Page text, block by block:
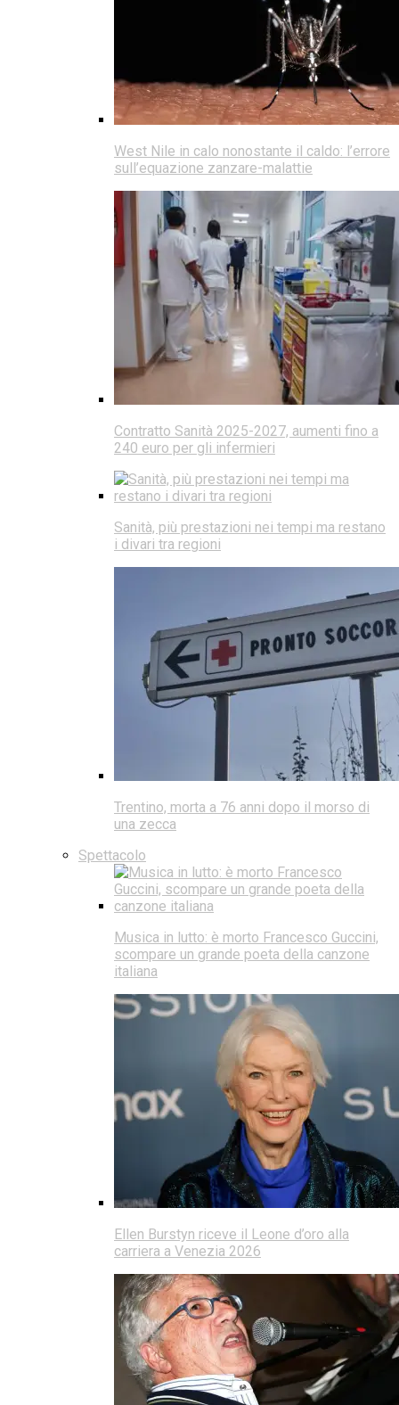
West Nile in calo nonostante il caldo: l’errore
sull’equazione zanzare-malattie
Contratto Sanità 2025-2027, aumenti fino a
240 euro per gli infermieri
Sanità, più prestazioni nei tempi ma restano
i divari tra regioni
Trentino, morta a 76 anni dopo il morso di
una zecca
Spettacolo
Musica in lutto: è morto Francesco Guccini,
scompare un grande poeta della canzone
italiana
Ellen Burstyn riceve il Leone d’oro alla
carriera a Venezia 2026